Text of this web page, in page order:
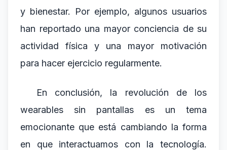
y bienestar. Por ejemplo, algunos usuarios
han reportado una mayor conciencia de su
actividad física y una mayor motivación
para hacer ejercicio regularmente.
En conclusión, la revolución de los
wearables sin pantallas es un tema
emocionante que está cambiando la forma
en que interactuamos con la tecnología.